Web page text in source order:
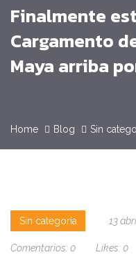
Finalmente
Cargamento
Maya arriba
Home Blog Sin
Sin categoría 13
Comentarios: 0 Likes: 0